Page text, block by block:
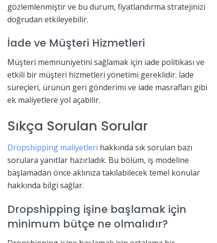
gözlemlenmiştir ve bu durum, fiyatlandırma stratejinizi
doğrudan etkileyebilir.
İade ve Müşteri Hizmetleri
Müşteri memnuniyetini sağlamak için iade politikası ve
etkili bir müşteri hizmetleri yönetimi gereklidir. İade
süreçleri, ürünün geri gönderimi ve iade masrafları gibi
ek maliyetlere yol açabilir.
Sıkça Sorulan Sorular
Dropshipping maliyetleri hakkında sık sorulan bazı
sorulara yanıtlar hazırladık. Bu bölüm, iş modeline
başlamadan önce aklınıza takılabilecek temel konular
hakkında bilgi sağlar.
Dropshipping işine başlamak için
minimum bütçe ne olmalıdır?